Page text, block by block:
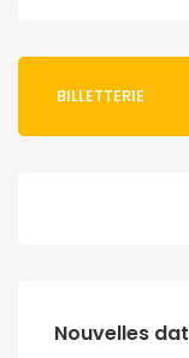
BILLETTERIE
Nouvelles